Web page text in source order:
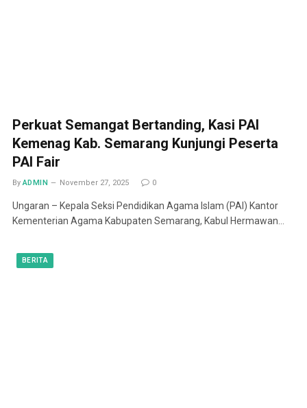
Perkuat Semangat Bertanding, Kasi PAI
Kemenag Kab. Semarang Kunjungi Peserta
PAI Fair
By ADMIN November 27, 2025 0
Ungaran – Kepala Seksi Pendidikan Agama Islam (PAI) Kantor
Kementerian Agama Kabupaten Semarang, Kabul Hermawan…
BERITA